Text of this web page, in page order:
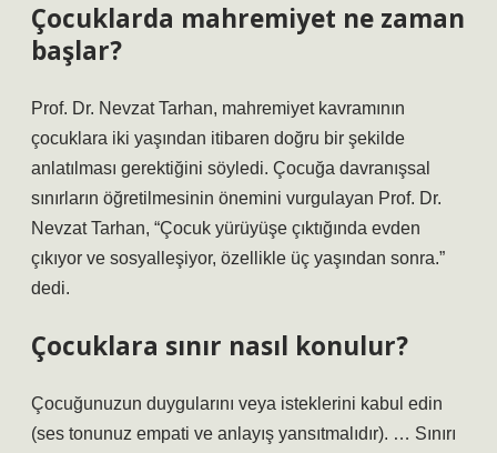
Çocuklarda mahremiyet ne zaman
başlar?
Prof. Dr. Nevzat Tarhan, mahremiyet kavramının
çocuklara iki yaşından itibaren doğru bir şekilde
anlatılması gerektiğini söyledi. Çocuğa davranışsal
sınırların öğretilmesinin önemini vurgulayan Prof. Dr.
Nevzat Tarhan, “Çocuk yürüyüşe çıktığında evden
çıkıyor ve sosyalleşiyor, özellikle üç yaşından sonra.”
dedi.
Çocuklara sınır nasıl konulur?
Çocuğunuzun duygularını veya isteklerini kabul edin
(ses tonunuz empati ve anlayış yansıtmalıdır). … Sınırı